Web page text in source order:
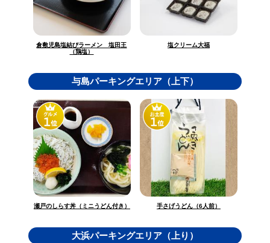
倉敷児島塩結びラーメン 塩田王
（鶏塩）
塩クリーム大福
与島パーキングエリア（上下）
瀬戸のしらす丼（ミニうどん付き） 手さげうどん（6人前）
大浜パーキングエリア（上り）